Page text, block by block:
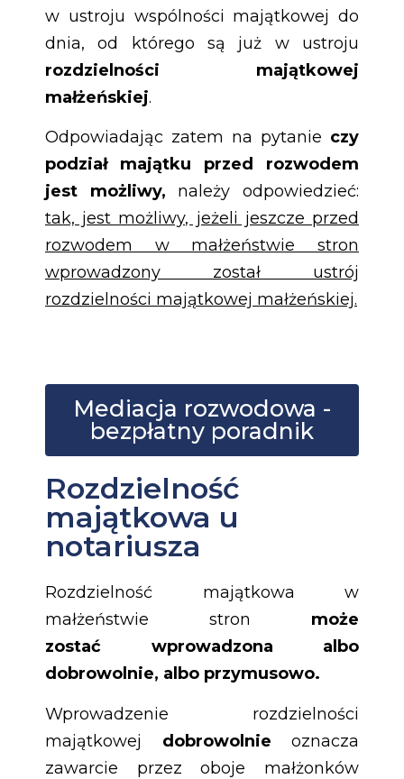
w ustroju wspólności majątkowej do
dnia, od którego są już w ustroju
rozdzielności majątkowej
małżeńskiej.
Odpowiadając zatem na pytanie czy
podział majątku przed rozwodem
jest możliwy, należy odpowiedzieć:
tak, jest możliwy, jeżeli jeszcze przed
rozwodem w małżeństwie stron
wprowadzony został ustrój
rozdzielności majątkowej małżeńskiej.
Mediacja rozwodowa -
bezpłatny poradnik
Rozdzielność
majątkowa u
notariusza
Rozdzielność majątkowa w
małżeństwie stron może
zostać wprowadzona albo
dobrowolnie, albo przymusowo.
Wprowadzenie rozdzielności
majątkowej dobrowolnie oznacza
zawarcie przez oboje małżonków